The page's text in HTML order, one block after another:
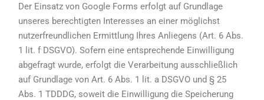
Der Einsatz von Google Forms erfolgt auf Grundlage
unseres berechtigten Interesses an einer möglichst
nutzerfreundlichen Ermittlung Ihres Anliegens (Art. 6 Abs.
1 lit. f DSGVO). Sofern eine entsprechende Einwilligung
abgefragt wurde, erfolgt die Verarbeitung ausschließlich
auf Grundlage von Art. 6 Abs. 1 lit. a DSGVO und § 25
Abs. 1 TDDDG, soweit die Einwilligung die Speicherung